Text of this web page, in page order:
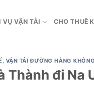
VỤ VẬN TẢI CHO THUÊ
, VẬN TẢI ĐƯỜNG HÀNG KHÔNG
Thành đi Na